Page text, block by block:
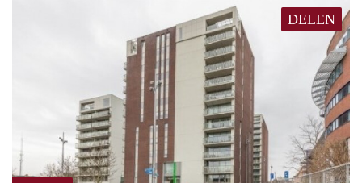
DELEN